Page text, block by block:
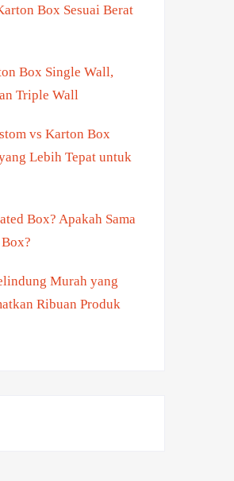
Box Sesuai Berat
Box Single Wall,
Triple Wall
vs Karton Box
Lebih Tepat untuk
Box? Apakah Sama
Murah yang
Ribuan Produk